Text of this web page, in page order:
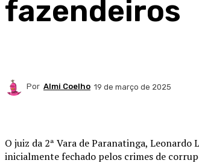
fazendeiros
Por Almi Coelho 19 de março de 2025
O juiz da 2ª Vara de Paranatinga,
inicialmente fechado pelos crimes de